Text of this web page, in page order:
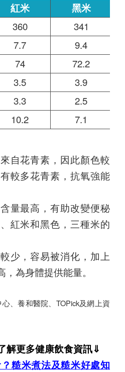
紅米 黑米
360 341
7.7 9.4
74 72.2
3.5 3.9
3.3 2.5
10.2 7.1
自花青素，因此顏色較
較多花青素，抗氧強能
量最高，有助改變便秘
紅米和黑色，三種米的
少，容易被消化，加上
為身體提供能量。
、養和醫院、TOPick及網上資
解更多健康飲食資訊⇓
糙米煮法及糙米好處知